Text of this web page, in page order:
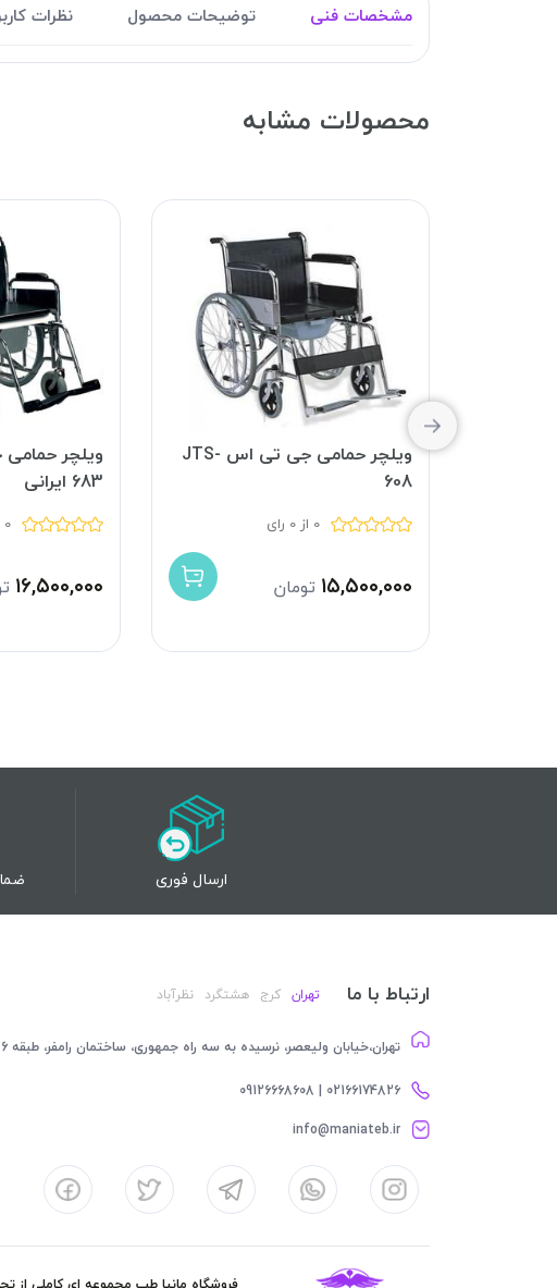
مشخصات فنی توضیحات محصول نظرات
محصولات مشابه
ویلچر حمامی جی تی اس JTS-
608
0 از 0 رای
۱۵,۵۰۰,۰۰۰ تومان
ویلچر
683 ایرانی
0 از 0 رای
۱۶,۵۰۰,۰۰۰
ارسال فوری
ارتباط با ما تهران کرج هشتگرد نظرآباد
تهران،خیابان ولیعصر، نرسیده به سه راه جمهوری، ساختمان رامفر، طبقه 6
02166174826 | 09126668608
info@maniateb.ir